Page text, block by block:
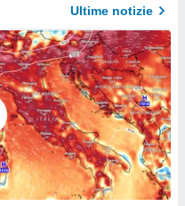
Ultime notizie